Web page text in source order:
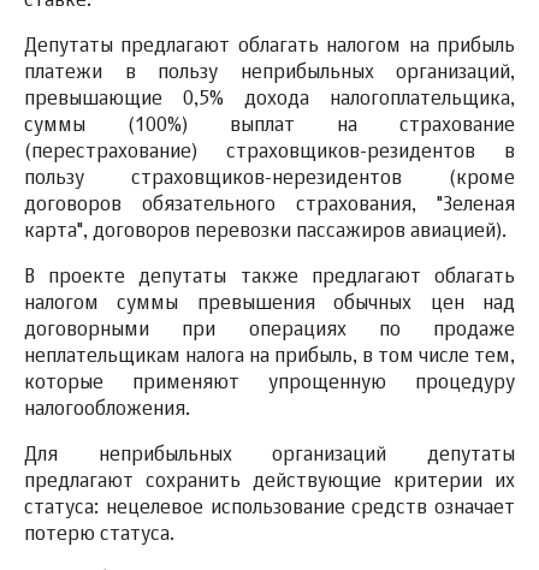
Депутаты предлагают облагать налогом на прибыль
платежи в пользу неприбыльных организаций,
превышающие 0,5% дохода налогоплательщика,
суммы (100%) выплат на страхование
(перестрахование) страховщиков-резидентов в
пользу страховщиков-нерезидентов (кроме
договоров обязательного страхования, "Зеленая
карта", договоров перевозки пассажиров авиацией).
В проекте депутаты также предлагают облагать
налогом суммы превышения обычных цен над
договорными при операциях по продаже
неплательщикам налога на прибыль, в том числе тем,
которые применяют упрощенную процедуру
налогообложения.
Для неприбыльных организаций депутаты
предлагают сохранить действующие критерии их
статуса: нецелевое использование средств означает
потерю статуса.